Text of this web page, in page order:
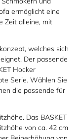
ermöglicht eine
Zeit alleine, mit
welches sich
Der passende
Hocker
Serie. Wählen Sie
die passende für
Das BASKET
von ca. 42 cm